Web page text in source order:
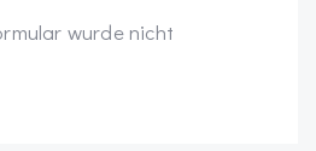
wurde nicht